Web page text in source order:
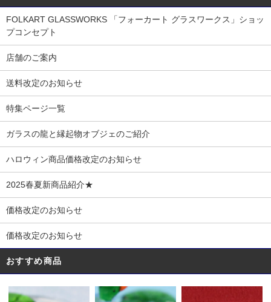
FOLKART GLASSWORKS 「フォーカート グラスワークス」ショッ
プコンセプト
店舗のご案内
送料改定のお知らせ
特集ページ一覧
ガラスの龍と縁起物オブジェのご紹介
ハロウィン商品価格改定のお知らせ
2025春夏新商品紹介★
価格改定のお知らせ
価格改定のお知らせ
おすすめ商品